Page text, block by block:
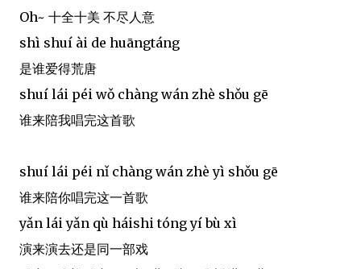
Oh~ 十全十美 不尽人意
shì shuí ài de huāngtáng
是谁爱得荒唐
shuí lái péi wǒ chàng wán zhè shǒu gē
谁来陪我唱完这首歌
shuí lái péi nǐ chàng wán zhè yì shǒu gē
谁来陪你唱完这一首歌
yǎn lái yǎn qù háishi tóng yí bù xì
演来演去还是同一部戏